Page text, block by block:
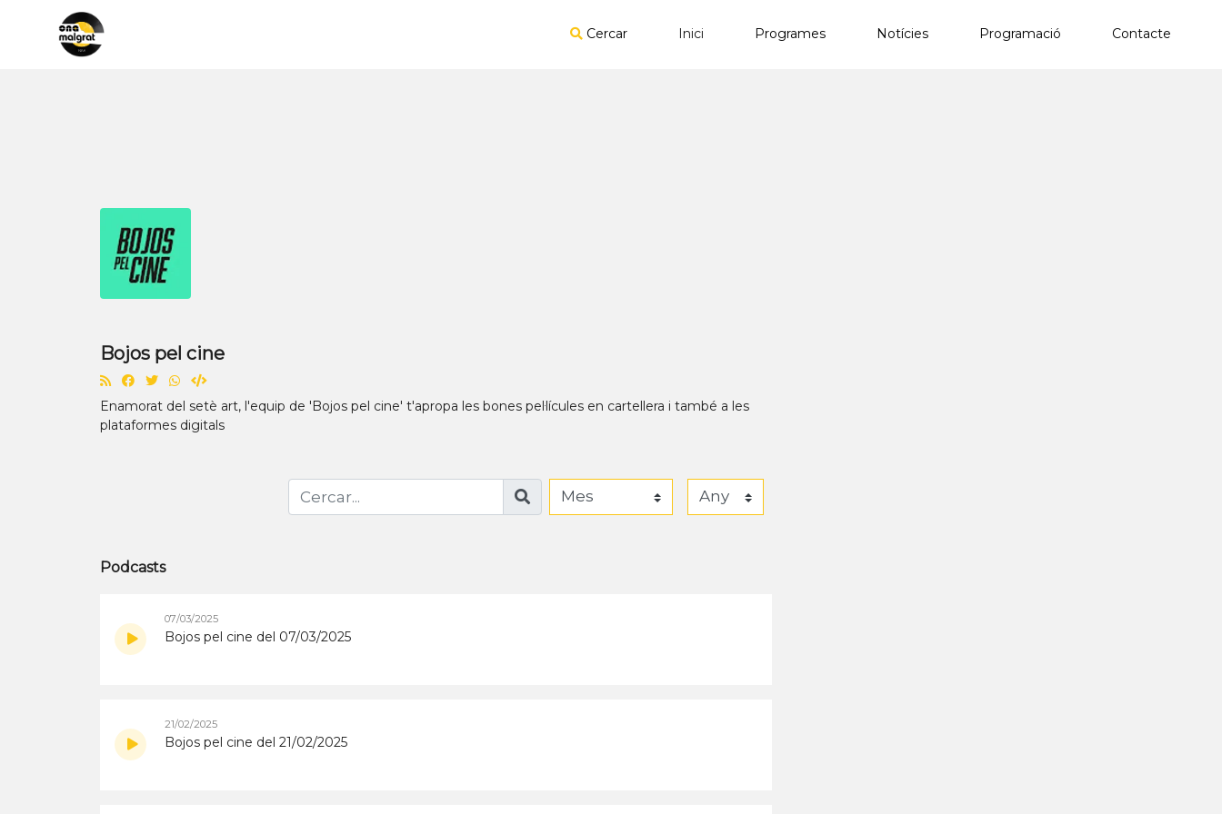
Cercar Inici Programes Notícies Programació Contacte
Bojos pel cine
Enamorat del setè art, l'equip de 'Bojos pel cine' t'apropa les bones pel·lícules en cartellera i també a les
plataformes digitals
Podcasts
07/03/2025
Bojos pel cine del 07/03/2025
21/02/2025
Bojos pel cine del 21/02/2025